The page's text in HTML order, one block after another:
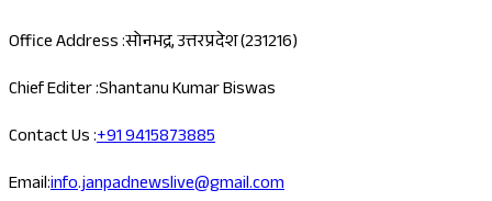
Office Address :सोनभद्र, उत्तरप्रदेश (231216)
Chief Editer :Shantanu Kumar Biswas
Contact Us :+91 9415873885
Email:info.janpadnewslive@gmail.com